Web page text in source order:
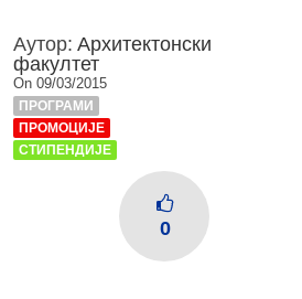
Аутор: Архитектонски
факултет
On 09/03/2015
ПРОГРАМИ
ПРОМОЦИЈЕ
СТИПЕНДИЈЕ
0